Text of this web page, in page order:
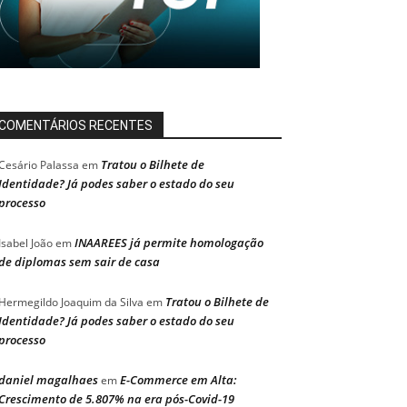
RECENTES
Palassa em Tratou o Bilhete de
Já podes saber o estado do seu
JoãoemINAAREES já permite homologação
diplomas sem sair de casa
Joaquim da Silva em Tratou o Bilhete de
Já podes saber o estado do seu
magalhaesemE-Commerce em Alta:
de 5.807% na era pós-Covid-19